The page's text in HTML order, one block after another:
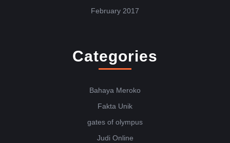
February 2017
Categories
Bahaya Meroko
Fakta Unik
gates of olympus
Judi Online